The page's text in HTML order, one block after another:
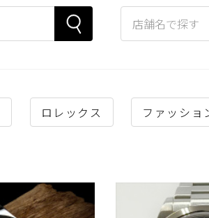
ロレックス ファッショ